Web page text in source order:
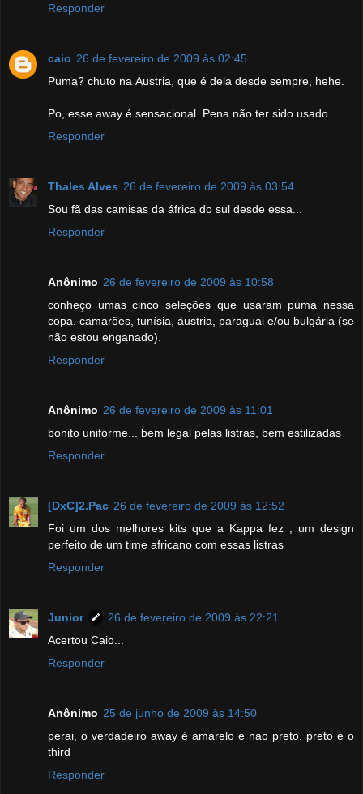
Responder
caio 26 de fevereiro de 2009 às 02:45
Puma? chuto na Áustria, que é dela desde sempre, hehe.
Po, esse away é sensacional. Pena não ter sido usado.
Responder
Thales Alves 26 de fevereiro de 2009 às 03:54
Sou fã das camisas da áfrica do sul desde essa...
Responder
Anônimo 26 de fevereiro de 2009 às 10:58
conheço umas cinco seleções que usaram puma nessa
copa. camarões, tunísia, áustria, paraguai e/ou bulgária (se
não estou enganado).
Responder
Anônimo 26 de fevereiro de 2009 às 11:01
bonito uniforme... bem legal pelas listras, bem estilizadas
Responder
[DxC]2.Pac 26 de fevereiro de 2009 às 12:52
Foi um dos melhores kits que a Kappa fez , um design
perfeito de um time africano com essas listras
Responder
Junior
26 de fevereiro de 2009 às 22:21
Acertou Caio...
Responder
Anônimo 25 de junho de 2009 às 14:50
perai, o verdadeiro away é amarelo e nao preto, preto é o
third
Responder